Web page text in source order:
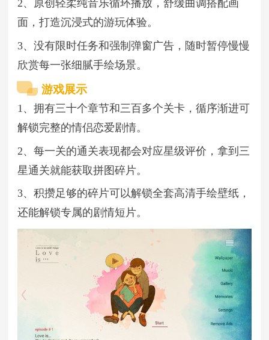
2、原创轻柔纯音乐循环播放，舒缓曲调搭配画
面，打造沉浸式的游玩体验。
3、没有限时任务和强制弹窗广告，随时暂停慢慢
欣赏每一张细腻手绘场景。
游戏展示
1、拥有三十个章节和三百多个关卡，循序渐进可
解锁完整的情侣恋爱剧情。
2、每一关的通关表现都会对应星级评价，拿到三
星通关就能获取拼图碎片。
3、积攒足够的碎片可以解锁全套高清手绘壁纸，
还能解锁专属的剧情短片。